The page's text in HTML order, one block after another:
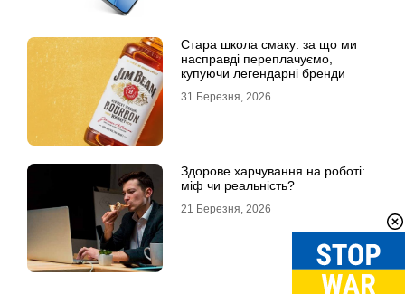
Стара школа смаку: за що ми
насправді переплачуємо,
купуючи легендарні бренди
31 Березня, 2026
Здорове харчування на роботі:
міф чи реальність?
21 Березня, 2026